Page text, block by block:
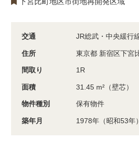
交通 JR総武・中央緩行
住所 東京都 新宿区下宮
間取り 1R
面積 31.45 m²（壁芯）
物件種別 保有物件
築年月 1978年（昭和53年